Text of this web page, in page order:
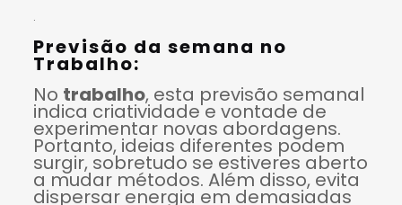
.
Previsão da semana no
Trabalho:
No trabalho, esta previsão semanal
indica criatividade e vontade de
experimentar novas abordagens.
Portanto, ideias diferentes podem
surgir, sobretudo se estiveres aberto
a mudar métodos. Além disso, evita
dispersar energia em demasiadas